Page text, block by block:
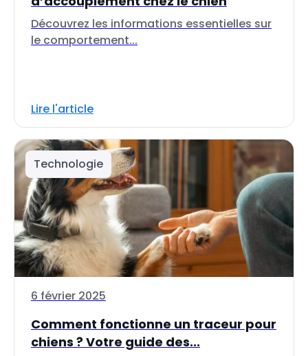
Découvrez les informations essentielles sur
le comportement...
Lire l'article
Technologie
6 février 2025
Comment fonctionne un traceur pour
chiens ? Votre guide des...